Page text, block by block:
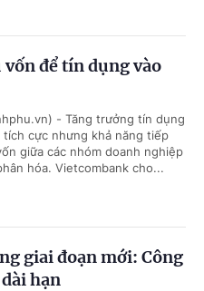
để tín dụng vào
- Tăng trưởng tín dụng
tích cực nhưng khả năng tiếp
giữa các nhóm doanh nghiệp
hóa. Vietcombank cho...
giai đoạn mới: Công
hạn